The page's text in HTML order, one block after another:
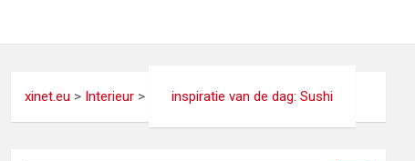
xinet.eu > Interieur > inspiratie van de dag: Sushi